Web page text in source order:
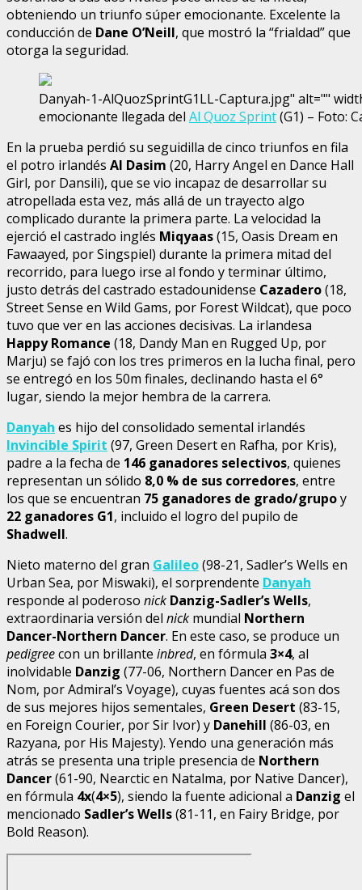
obteniendo un triunfo súper emocionante. Excelente la
conducción de Dane O’Neill, que mostró la “frialdad” que
otorga la seguridad.
Danyah-1-AlQuozSprintG1LL-Captura.jpg" alt=""
emocionante llegada del Al Quoz Sprint(G1) – Foto:
En la prueba perdió su seguidilla de cinco triunfos en fila
el potro irlandés Al Dasim (20, Harry Angel en Dance Hall
Girl, por Dansili), que se vio incapaz de desarrollar su
atropellada esta vez, más allá de un trayecto algo
complicado durante la primera parte. La velocidad la
ejerció el castrado inglés Miqyaas(15, Oasis Dream en
Fawaayed, por Singspiel) durante la primera mitad del
recorrido, para luego irse al fondo y terminar último,
justo detrás del castrado estadounidense Cazadero(18,
Street Sense en Wild Gams, por Forest Wildcat), que poco
tuvo que ver en las acciones decisivas. La irlandesa
Happy Romance (18, Dandy Man en Rugged Up, por
Marju) se fajó con los tres primeros en la lucha final, pero
se entregó en los 50m finales, declinando hasta el 6°
lugar, siendo la mejor hembra de la carrera.
Danyah es hijo del consolidado semental irlandés
Invincible Spirit (97, Green Desert en Rafha, por Kris),
padre a la fecha de 146 ganadores selectivos, quienes
representan un sólido 8,0 % de sus corredores, entre
los que se encuentran 75 ganadores de grado/grupoy
22 ganadores G1, incluido el logro del pupilo de
Shadwell.
Nieto materno del gran Galileo(98-21, Sadler’s Wells en
Urban Sea, por Miswaki), el sorprendente Danyah
responde al poderoso nick Danzig-Sadler’s Wells,
extraordinaria versión del nick mundial Northern
Dancer-Northern Dancer. En este caso, se produce un
pedigreecon un brillante inbred, en fórmula 3×4, al
inolvidable Danzig (77-06, Northern Dancer en Pas de
Nom, por Admiral’s Voyage), cuyas fuentes acá son dos
de sus mejores hijos sementales, Green Desert (83-15,
en Foreign Courier, por Sir Ivor) y Danehill (86-03, en
Razyana, por His Majesty). Yendo una generación más
atrás se presenta una triple presencia de Northern
Dancer(61-90, Nearctic en Natalma, por Native Dancer),
en fórmula 4x(4×5), siendo la fuente adicional a Danzig el
mencionado Sadler’s Wells(81-11, en Fairy Bridge, por
Bold Reason).